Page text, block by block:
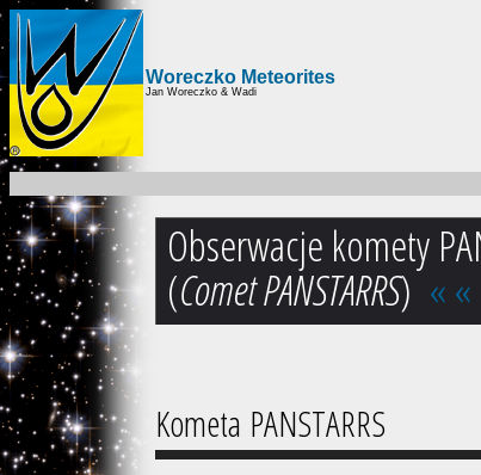
Woreczko Meteorites
Jan Woreczko & Wadi
Obserwacje komety
(Comet PANSTARRS)««
Kometa PANSTARRS